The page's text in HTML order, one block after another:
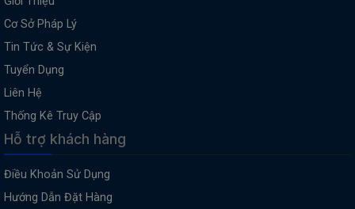
Cơ Sở Pháp Lý
Tin Tức & Sự Kiện
Tuyển Dụng
Liên Hệ
Thống Kê Truy Cập
Hỗ trợ khách hàng
Điều Khoản Sử Dụng
Hướng Dẫn Đặt Hàng